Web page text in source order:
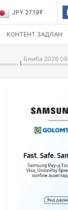
JPY 27.19₮
КОНТЕНТ ЗАДЛАН
Бямба 2026 08